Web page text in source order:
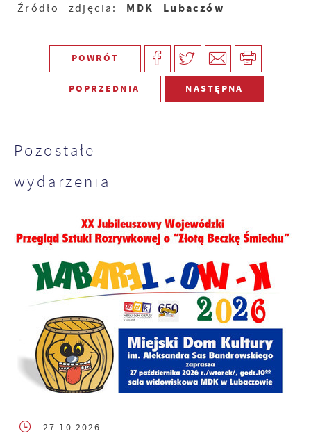
Źródło zdjęcia: MDK Lubaczów
POWRÓT
POPRZEDNIA NASTĘPNA
Pozostałe
wydarzenia
27.10.2026